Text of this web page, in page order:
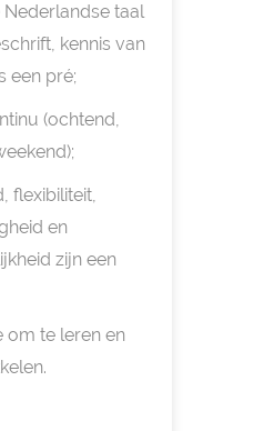
taal
kennis van
een pré;
(ochtend,
flexibiliteit,
en
zijn een
om te leren en